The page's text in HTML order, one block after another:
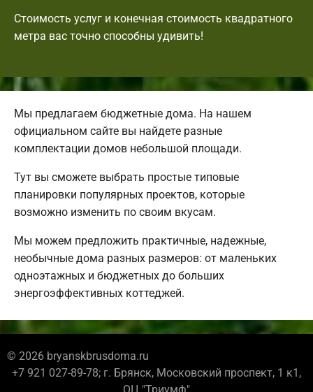
Стоимость услуг и конечная стоимость квадратного
метра вас точно способны удивить!
Мы предлагаем бюджетные дома. На нашем
официальном сайте вы найдете разные
комплектации домов небольшой площади.
Тут вы сможете выбрать простые типовые
планировки популярных проектов, которые
возможно изменить по своим вкусам.
Мы можем предложить практичные, надежные,
необычные дома разных размеров: от маленьких
одноэтажных и бюджетных до больших
энергоэффективных коттеджей.
© 2026 bryanskbrusdoma.ru
+7 921 027-89-78; г. Брянск, Московский проспект, 1 к1,